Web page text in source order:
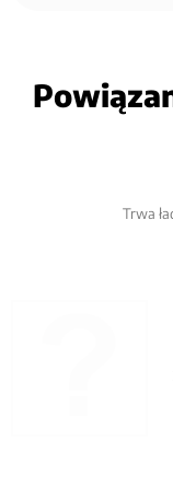
Trwa